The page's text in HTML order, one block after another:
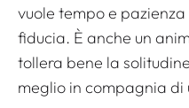
vuole tempo e
fiducia. È anche un
tollera bene la
meglio in compagnia di